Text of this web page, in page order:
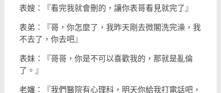
表嫂：『看完我就會刪的，讓你表哥看見就完了』
表弟：『哥，你怎麼了，我昨天剛去微閣洗完澡，我
不去了，你去吧』
表妹：『哥哥，你是不可以喜歡我的，那就是亂倫
了。』
老嬸：『我們醫院有心理科，明天你給我打電話吧，